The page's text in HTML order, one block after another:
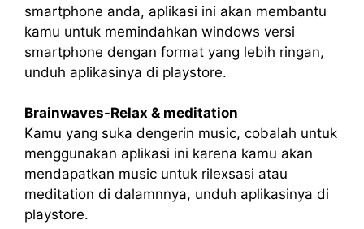
smartphone anda, aplikasi ini akan membantu
kamu untuk memindahkan windows versi
smartphone dengan format yang lebih ringan,
unduh aplikasinya di playstore.
Brainwaves-Relax & meditation
Kamu yang suka dengerin music, cobalah untuk
menggunakan aplikasi ini karena kamu akan
mendapatkan music untuk rilexsasi atau
meditation di dalamnnya, unduh aplikasinya di
playstore.